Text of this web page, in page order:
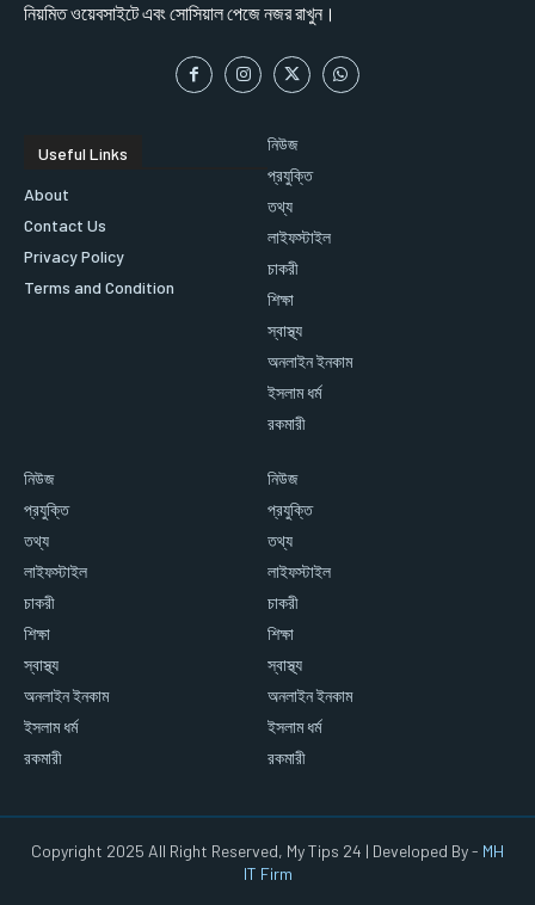
নিয়মিত ওয়েবসাইটে এবং সোসিয়াল পেজে নজর রাখুন।
Useful Links
About
Contact Us
Privacy Policy
Terms and Condition
নিউজ
প্রযুক্তি
তথ্য
লাইফস্টাইল
চাকরী
শিক্ষা
স্বাস্থ্য
অনলাইন ইনকাম
ইসলাম ধর্ম
রকমারী
নিউজ
প্রযুক্তি
তথ্য
লাইফস্টাইল
চাকরী
শিক্ষা
স্বাস্থ্য
অনলাইন ইনকাম
ইসলাম ধর্ম
রকমারী
নিউজ
প্রযুক্তি
তথ্য
লাইফস্টাইল
চাকরী
শিক্ষা
স্বাস্থ্য
অনলাইন ইনকাম
ইসলাম ধর্ম
রকমারী
Copyright 2025 All Right Reserved, My Tips 24 | Developed By - MH
IT Firm